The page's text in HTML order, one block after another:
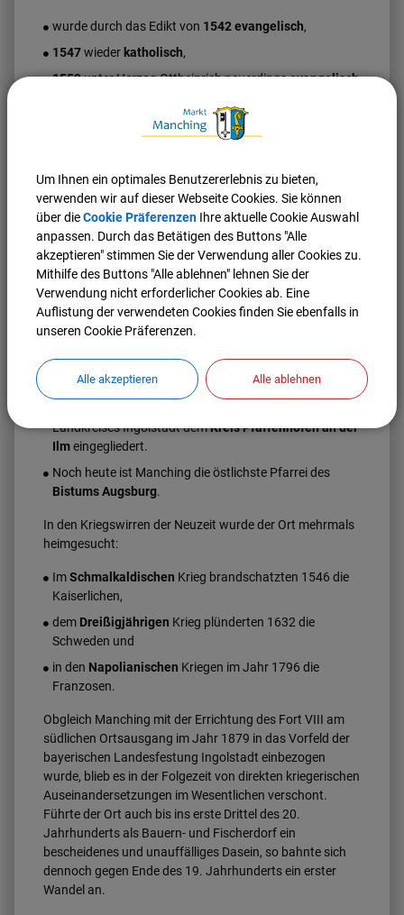
wurde durch das Edikt von 1542 evangelisch,
1547wieder katholisch,
1552unter Herzog Ottheinrich neuerdingsevangelisch
unter Herzog Wolfgang Wilhelm schließlich
Glauben zurück.
Wenn auch das Fürstentum Pfalz-Neuburg imJahr 1777
durch Erbschaft wieder an Bayernfiel, wurde es
dennoch bis 1808 weiterhin selbständig verwaltet.
Danach gehörte Manching nach kurzer Zugehörigkeit
zum Altmühlkreis(1808) und
zumOberdonaukreis(1810)
von 1817 bis 1878 zum LandgerichtSchwaben-
Neuburg
und schließlich bis 1972 zumLandkreis Ingolstadt.
Bei der Gebietsreform des Jahres 1972 wurde
Landkreises Ingolstadt demKreis Pfaffenhofen an der
Ilmeingegliedert.
Noch heute ist Manching die östlichste Pfarrei des
Bistums Augsburg.
In den Kriegswirren der Neuzeit wurde der Ort mehrmals
heimgesucht:
ImSchmalkaldischen Krieg brandschatzten 1546 die
Kaiserlichen,
dem Dreißigjährigen Krieg plünderten 1632 die
Schweden und
in den Napolianischen Kriegen im Jahr 1796 die
Franzosen.
Obgleich Manching mit der Errichtung des Fort VIII am
südlichen Ortsausgang im Jahr 1879 in das Vorfeld der
bayerischen Landesfestung Ingolstadt einbezogen
wurde, blieb es in der Folgezeit von direkten kriegerischen
Auseinandersetzungen im Wesentlichen verschont.
Führte der Ort auch bis ins erste Drittel des 20.
Jahrhunderts als Bauern- und Fischerdorf ein
bescheidenes und unauffälliges Dasein, so bahnte sich
dennoch gegen Ende des 19. Jahrhunderts ein erster
Wandel an.
Um Ihnen ein optimales Benutzererlebnis zu bieten,
verwenden wir auf dieser Webseite Cookies. Sie können
über dieCookie Präferenzen Ihre aktuelle Cookie Auswahl
anpassen. Durch das Betätigen des Buttons "Alle
akzeptieren" stimmen Sie der Verwendung aller Cookies zu.
Mithilfe des Buttons "Alle ablehnen" lehnen Sie der
Verwendung nicht erforderlicher Cookies ab. Eine
Auflistung der verwendeten Cookies finden Sie ebenfalls in
unseren Cookie Präferenzen.
Alle akzeptieren Alle ablehnen